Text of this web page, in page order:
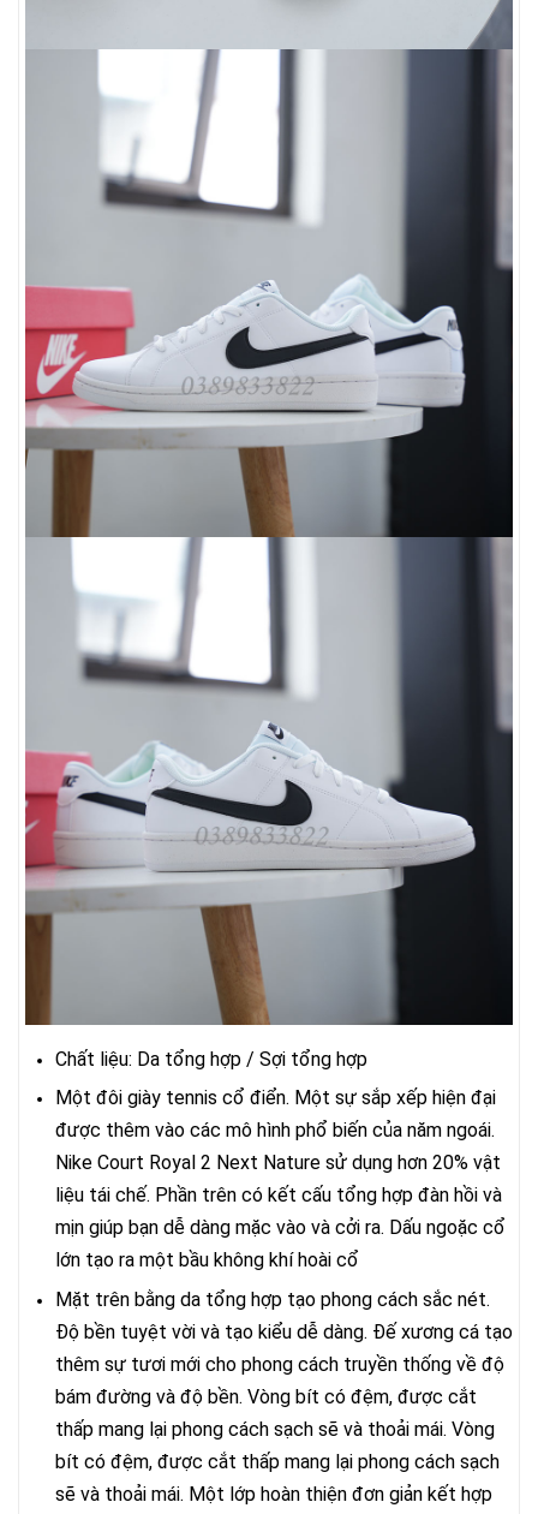
Chất liệu: Da tổng hợp / Sợi tổng hợp
Một đôi giày tennis cổ điển. Một sự sắp xếp hiện đại
được thêm vào các mô hình phổ biến của năm ngoái.
Nike Court Royal 2 Next Nature sử dụng hơn 20% vật
liệu tái chế. Phần trên có kết cấu tổng hợp đàn hồi và
mịn giúp bạn dễ dàng mặc vào và cởi ra. Dấu ngoặc cổ
lớn tạo ra một bầu không khí hoài cổ
Mặt trên bằng da tổng hợp tạo phong cách sắc nét.
Độ bền tuyệt vời và tạo kiểu dễ dàng. Đế xương cá tạo
thêm sự tươi mới cho phong cách truyền thống về độ
bám đường và độ bền. Vòng bít có đệm, được cắt
thấp mang lại phong cách sạch sẽ và thoải mái. Vòng
bít có đệm, được cắt thấp mang lại phong cách sạch
sẽ và thoải mái. Một lớp hoàn thiện đơn giản kết hợp